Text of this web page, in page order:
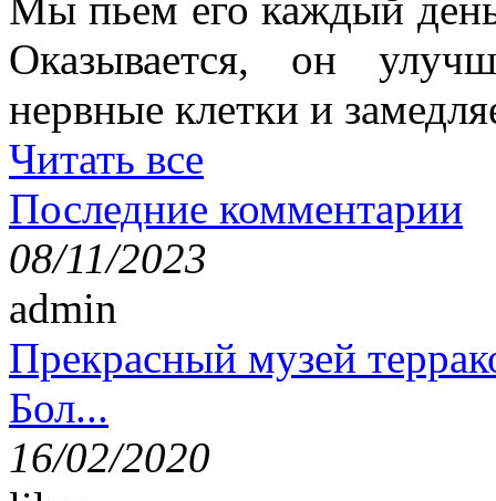
Оказывается, он
нервные клетки и
Читать все
Последние комментарии
08/11/2023
admin
Прекрасный музей
Бол...
16/02/2020